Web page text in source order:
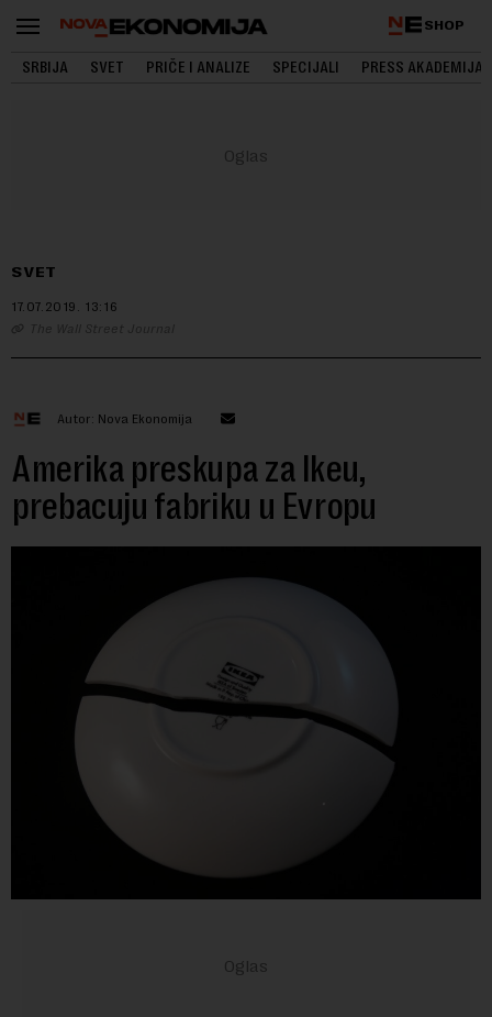
SHOP
SRBIJA SVET PRIČE I ANALIZE SPECIJALI PRESS AKADEMIJA
SVET
17.07.2019. 13:16
The Wall Street Journal
Autor: Nova Ekonomija
Amerika preskupa za Ikeu,
prebacuju fabriku u Evropu